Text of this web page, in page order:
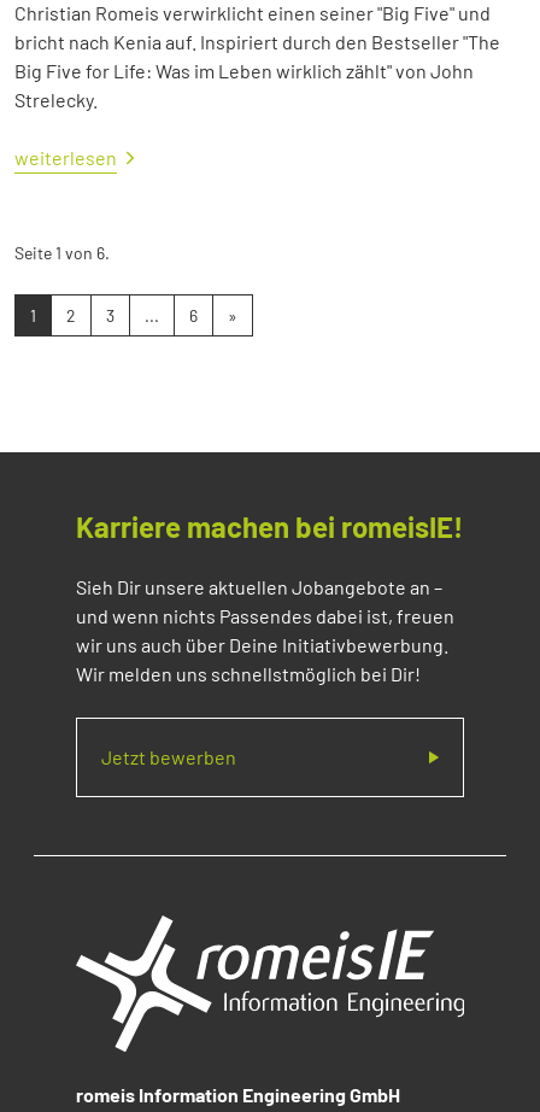
Christian Romeis verwirklicht einen seiner "Big Five" und
bricht nach Kenia auf. Inspiriert durch den Bestseller "The
Big Five for Life: Was im Leben wirklich zählt" von John
Strelecky.
weiterlesen
Seite 1 von 6.
1 2 3 ... 6 »
Karriere machen bei romeisIE!
Sieh Dir unsere aktuellen Jobangebote an –
und wenn nichts Passendes dabei ist, freuen
wir uns auch über Deine Initiativbewerbung.
Wir melden uns schnellstmöglich bei Dir!
Jetzt bewerben
romeis Information Engineering GmbH